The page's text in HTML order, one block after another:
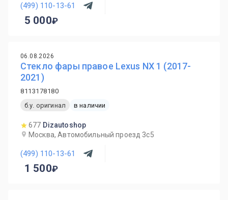
(499) 110-13-61
5 000
06.08.2026
Стекло фары правое Lexus NX 1 (2017-
2021)
8113178180
б.у. оригинал
в наличии
677 Dizautoshop
Москва, Автомобильный проезд 3с5
(499) 110-13-61
1 500